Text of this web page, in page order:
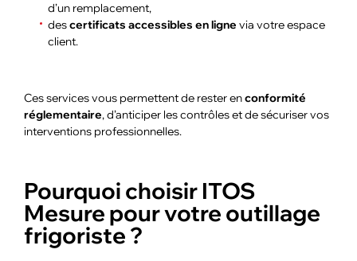
d’un remplacement,
descertificats accessibles en ligne via votre espace
client.
Ces services vous permettent de rester enconformité
réglementaire, d’anticiper les contrôles et de sécuriser vos
interventions professionnelles.
Pourquoi choisir ITOS
Mesure pour votre outillage
frigoriste ?